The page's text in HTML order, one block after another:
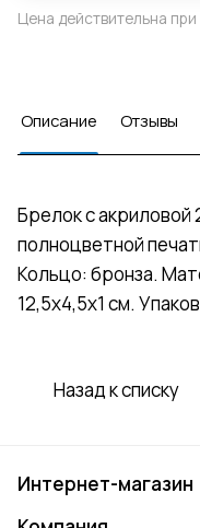
Цена действительна
Описание Отзывы
Брелок с акриловой
полноцветной
Кольцо: бронза.
12,5х4,5х1 см.
Назад к списку
Интернет-магазин